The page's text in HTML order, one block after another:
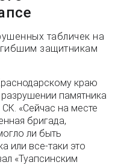
табличек на
защитникам
краю
памятника
«Сейчас на месте
бригада,
ли быть
или все-таки это
«Туапсинским